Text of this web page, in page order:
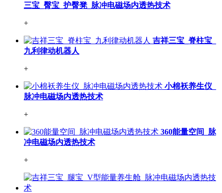
三宝_臀宝_护臀凳_脉冲电磁场内透热技术
+
吉祥三宝_脊柱宝_
九利律动机器人
+
小棉袄养生仪_
脉冲电磁场内透热技术
+
360能量空间_脉
冲电磁场内透热技术
+